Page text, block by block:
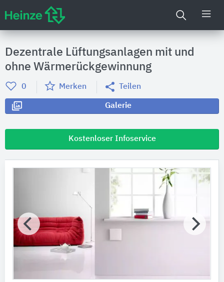
Dezentrale Lüftungsanlagen mit und
ohne Wärmerückgewinnung
0 Merken Teilen
Galerie
Kostenloser Infoservice